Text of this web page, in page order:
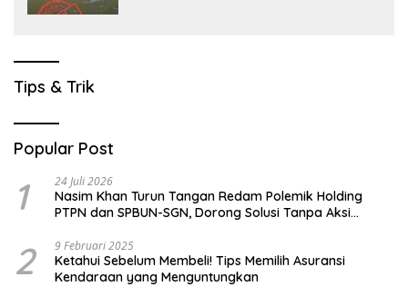
Tips & Trik
Popular Post
1 24 Juli 2026
Nasim Khan Turun Tangan Redam Polemik Holding
PTPN dan SPBUN-SGN, Dorong Solusi Tanpa Aksi
2 9 Februari 2025
Ketahui Sebelum Membeli! Tips Memilih Asuransi
Kendaraan yang Menguntungkan